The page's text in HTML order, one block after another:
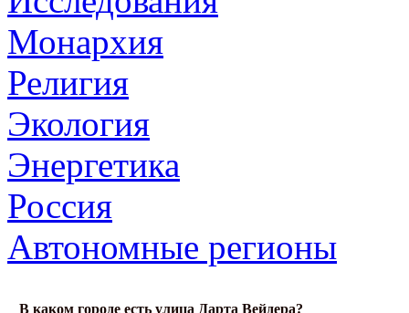
Монархия
Религия
Экология
Энергетика
Россия
Автономные регионы
В каком городе есть улица Дарта Вейдера?